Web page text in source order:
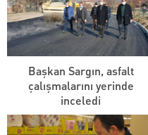
Başkan Sargın, asfalt
çalışmalarını yerinde
inceledi